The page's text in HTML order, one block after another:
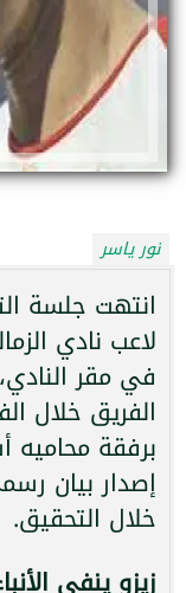
نور ياسر
انتهت جلسة
لاعب نادي
في مقر
الفريق خلال
برفقة محاميه
إصدار بيان
خلال التحقيق.
زيزو ينفي